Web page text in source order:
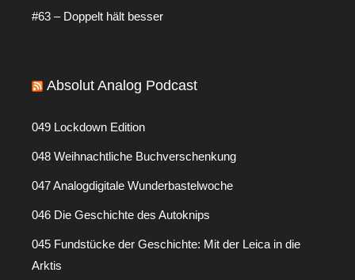
#63 – Doppelt hält besser
Absolut Analog Podcast
049 Lockdown Edition
048 Weihnachtliche Buchverschenkung
047 Analogdigitale Wunderbastelwoche
046 Die Geschichte des Autoknips
045 Fundstücke der Geschichte: Mit der Leica in die
Arktis